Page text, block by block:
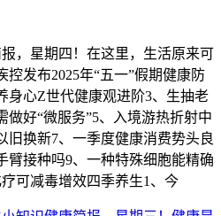
，星期四！在这里，生活原来可
控发布2025年“五一”假期健康防
身心Z世代健康观进阶3、生抽老
做好“微服务”5、入境游热折射中
旧换新7、一季度健康消费势头良
臂接种吗9、一种特殊细胞能精确
可减毒增效四季养生1、今